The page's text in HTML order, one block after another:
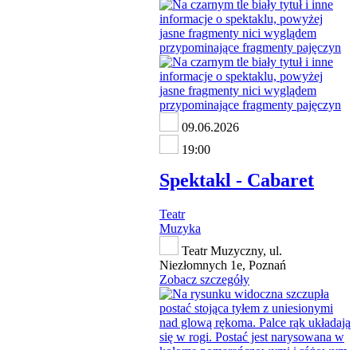
09.06.2026
19:00
Spektakl - Cabaret
Teatr
Muzyka
Teatr Muzyczny, ul.
Niezłomnych 1e, Poznań
Zobacz szczegóły